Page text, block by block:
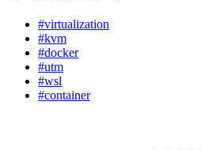
#virtualization
#kvm
#docker
#utm
#wsl
#container